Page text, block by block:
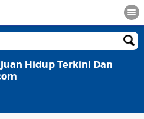
Hidup Terkini Dan